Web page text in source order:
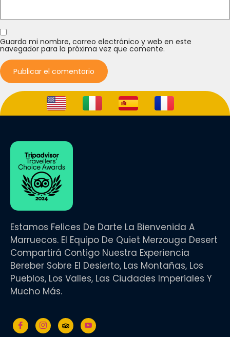
Guarda mi nombre, correo electrónico y web en este
navegador para la próxima vez que comente.
Estamos Felices De Darte La Bienvenida A
Marruecos. El Equipo De Quiet Merzouga Desert
Compartirá Contigo Nuestra Experiencia
Bereber Sobre El Desierto, Las Montañas, Los
Pueblos, Los Valles, Las Ciudades Imperiales Y
Mucho Más.